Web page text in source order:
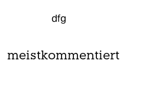
dfg
meistkommentiert